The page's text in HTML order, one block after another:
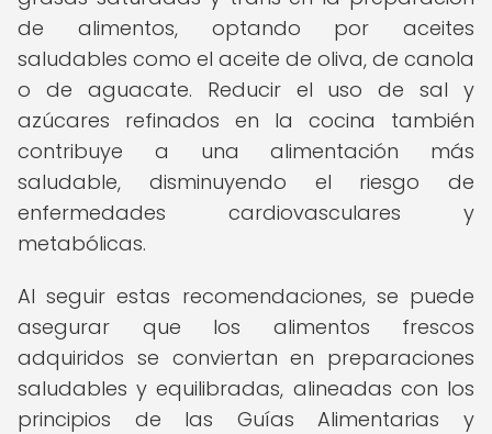
de alimentos, optando por aceites
saludables como el aceite de oliva, de canola
o de aguacate. Reducir el uso de sal y
azúcares refinados en la cocina también
contribuye a una alimentación más
saludable, disminuyendo el riesgo de
enfermedades cardiovasculares y
metabólicas.
Al seguir estas recomendaciones, se puede
asegurar que los alimentos frescos
adquiridos se conviertan en preparaciones
saludables y equilibradas, alineadas con los
principios de las Guías Alimentarias y